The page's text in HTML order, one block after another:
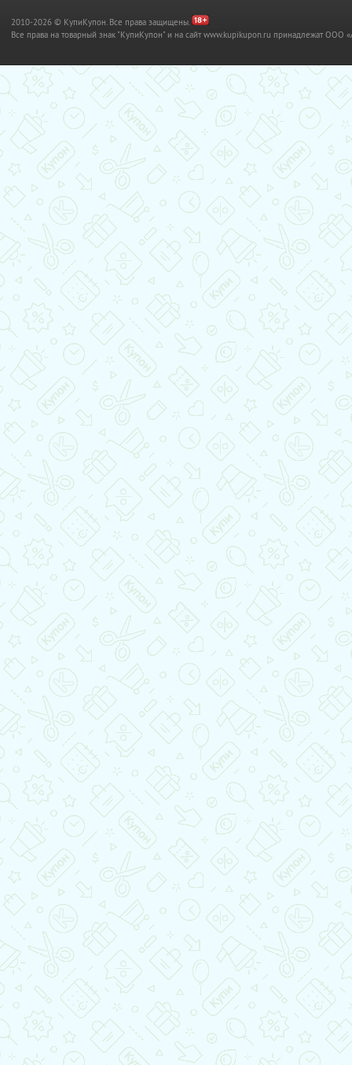
2010-2026 © КупиКупон. Все права защищены.
Все права на товарный знак "КупиКупон" и на сайт www.kupikupon.ru принадлежат